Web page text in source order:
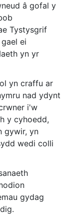
â gofal y
Tystysgrif
ei
yn yr
yn craffu ar
nad ydynt
i'w
y cyhoedd,
gywir, yn
wedi colli
gydag